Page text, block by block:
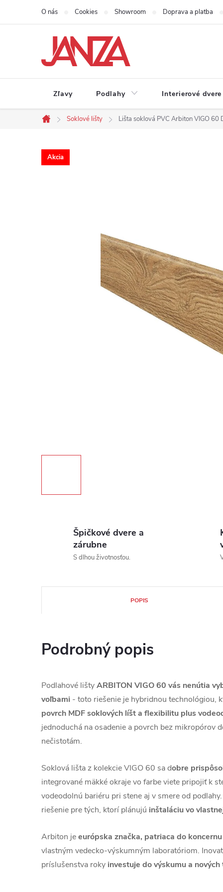
Prejsť na obsah
O nás Cookies Showroom Doprava a platba
Zľavy Podlahy Interierové dvere
Domov
Soklové lišty Lišta soklová PVC Arbiton VIGO
Akcia
Špičkové dvere a
zárubne
S dlhou životnosťou.
POPIS
Podrobný popis
Podlahové lištyARBITON VIGO 60 vás nenútia
voľbami - toto riešenie je hybridnou technológiou,
povrch MDF soklových líšt a flexibilitu plus
jednoduchá na osadenie a povrch bez mikropórov
nečistotám.
Soklová lišta z kolekcie VIGO 60 sa dobre
integrované mäkké okraje vo farbe viete pripojiť k
vodeodolnú bariéru pri stene aj v smere od
riešenie pre tých, ktorí plánujú inštaláciu vo
Arbiton jeeurópska značka, patriaca do koncernu
vlastným vedecko-výskumným laboratóriom.
príslušenstva roky investuje do výskumu a